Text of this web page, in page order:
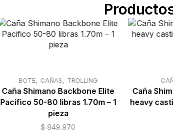
BOTE, CAÑAS, TROLLING
Caña Shimano Backbone Elite
Pacifico 50-80 libras 1.70m – 1
pieza
$ 849.970
Caña
heavy